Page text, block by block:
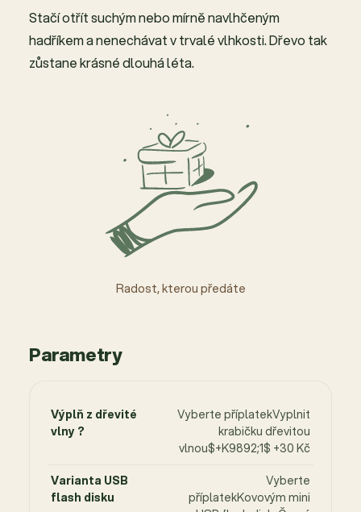
Stačí otřít suchým nebo mírně navlhčeným
hadříkem a nenechávat v trvalé vlhkosti. Dřevo tak
zůstane krásné dlouhá léta.
Radost, kterou předáte
Parametry
Výplň z dřevité
vlny ?
Vyberte příplatekVyplnit
krabičku dřevitou
vlnou$+K9892;1$ +30 Kč
Varianta USB
flash disku
Vyberte
příplatekKovovým mini